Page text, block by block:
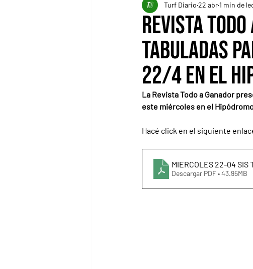
Revista
tabuladas
22/4 en el
Turf Diario 22 abr1 min de
La Revista Todo a Ganador
este miércoles en el
Hacé click en el siguiente
MIERCOLES 22-04 SIS
Descargar PDF • 43.95MB